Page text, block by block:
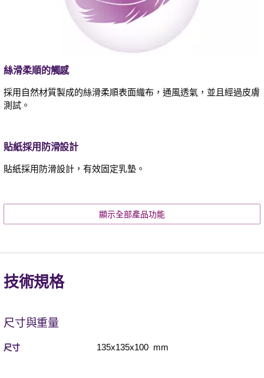
絲滑柔順的觸感
採用自然材質製成的絲滑柔順表面織布，通風透氣，並且經過皮膚
測試。
貼紙採用防滑設計
貼紙採用防滑設計，有效固定乳墊。
顯示全部產品功能
技術規格
尺寸與重量
尺寸 135x135x100 mm